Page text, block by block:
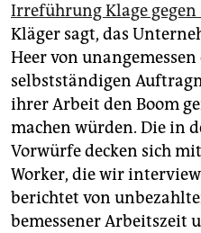
Irreführung Klage gegen
Kläger sagt, das
Heer von
selbstständigen
ihrer Arbeit den Boom
machen würden. Die in
Vorwürfe decken sich
Worker, die wir
berichtet von
bemessener Arbeitszeit